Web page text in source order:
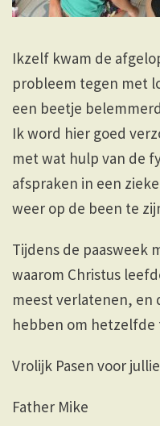
Ikzelf kwam de
probleem tegen met
een beetje
Ik word hier goed
met wat hulp van de
afspraken in een
weer op de been te
Tijdens de paasweek
waarom Christus
meest verlatenen, en
hebben om hetzelfde
Vrolijk Pasen voor
Father Mike